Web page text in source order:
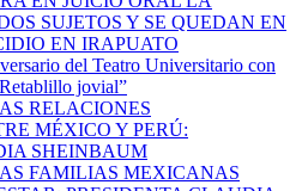
SUJETOS Y SE QUEDAN EN
EN IRAPUATO
del Teatro Universitario con
jovial”
RELACIONES
MÉXICO Y PERÚ:
SHEINBAUM
FAMILIAS MEXICANAS